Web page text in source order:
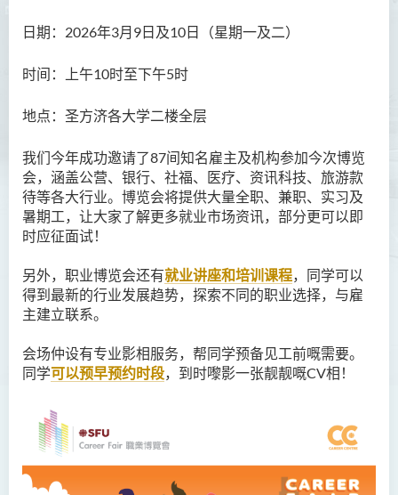
日期：2026年3月9日及10日（星期一及二）
时间：上午10时至下午5时
地点：圣方济各大学二楼全层
我们今年成功邀请了87间知名雇主及机构参加今次博览
会，涵盖公营、银行、社福、医疗、资讯科技、旅游款
待等各大行业。博览会将提供大量全职、兼职、实习及
暑期工，让大家了解更多就业市场资讯，部分更可以即
时应征面试！
另外，职业博览会还有就业讲座和培训课程，同学可以
得到最新的行业发展趋势，探索不同的职业选择，与雇
主建立联系。
会场仲设有专业影相服务，帮同学预备见工前嘅需要。
同学可以预早预约时段，到时嚟影一张靓靓嘅CV相！
活動花絮
预约面谈
办公时间及查询